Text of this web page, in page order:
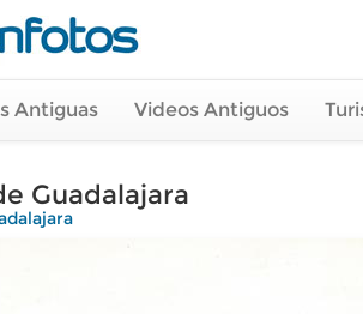
Antiguas Videos Antiguos
Guadalajara